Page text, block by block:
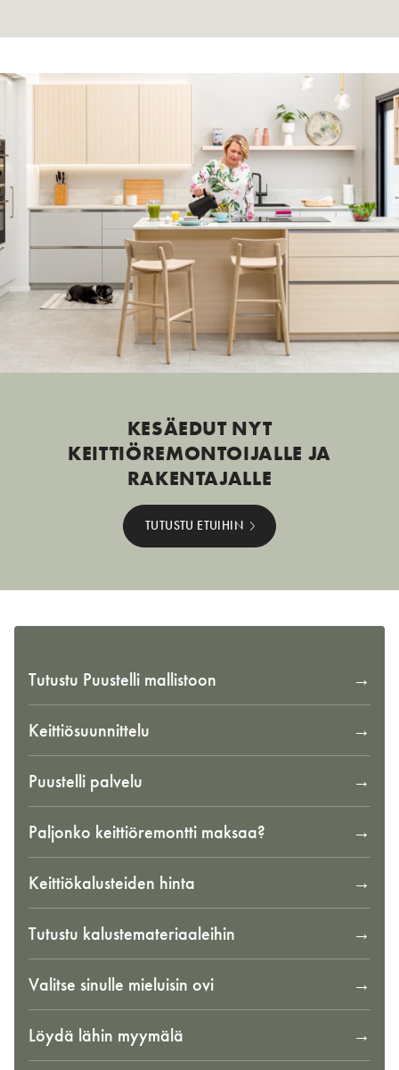
KESÄEDUT NYT
KEITTIÖREMONTOIJALLE JA
RAKENTAJALLE
TUTUSTU ETUIHIN
Tutustu Puustelli mallistoon
Keittiösuunnittelu
Puustelli palvelu
Paljonko keittiöremontti maksaa?
Keittiökalusteiden hinta
Tutustu kalustemateriaaleihin
Valitse sinulle mieluisin ovi
Löydä lähin myymälä